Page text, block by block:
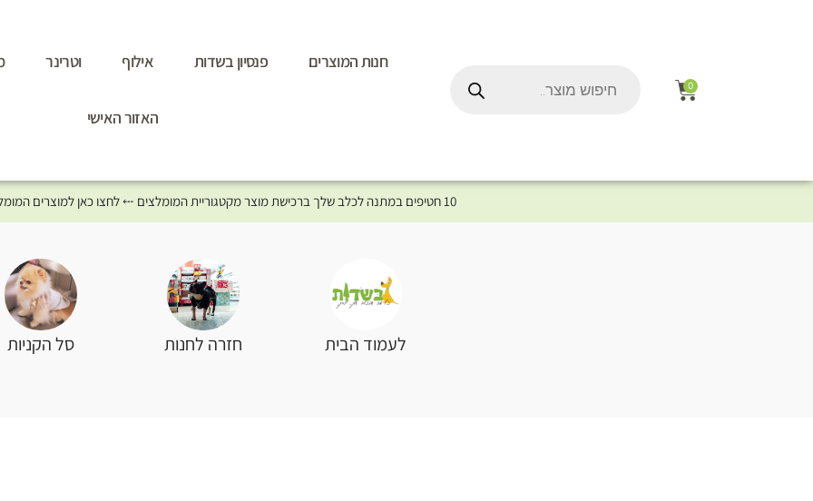
0
חנות המוצרים פנסיון בשדות אילוף וטרינר
האזור האישי
10 חטיפים במתנה לכלב שלך ברכישת מוצר מקטגוריית המומלצים ⤎ לחצו כאן למוצרים המומלצים לכלב
לעמוד הבית חזרה לחנות סל הקניות